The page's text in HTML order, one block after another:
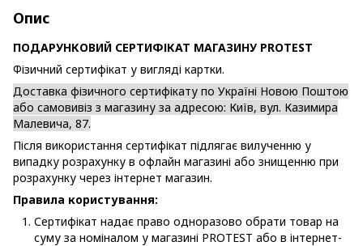
Опис
ПОДАРУНКОВИЙ СЕРТИФІКАТ МАГАЗИНУ PROTEST
Фізичний сертифікат у вигляді картки.
Доставка фізичного сертифікату по Україні Новою Поштою
або самовивіз з магазину за адресою: Київ, вул. Казимира
Малевича, 87.
Після використання сертифікат підлягає вилученню у
випадку розрахунку в офлайн магазині або знищенню при
розрахунку через інтернет магазин.
Правила користування:
Сертифікат надає право одноразово обрати товар на
суму за номіналом у магазині PROTEST або в інтернет-